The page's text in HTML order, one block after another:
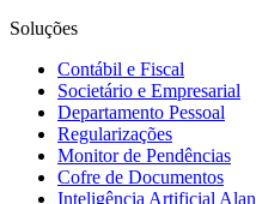
Soluções
Contábil e Fiscal
Societário e Empresarial
Departamento Pessoal
Regularizações
Monitor de Pendências
Cofre de Documentos
Inteligência Artificial Alan